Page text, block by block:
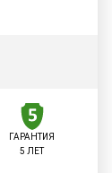
ГАРАНТИЯ
5 ЛЕТ